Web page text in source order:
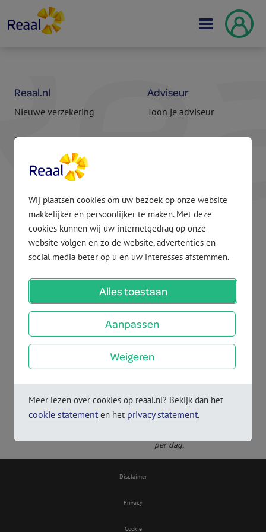
Wij plaatsen cookies om uw bezoek op onze website
makkelijker en persoonlijker te maken. Met deze
cookies kunnen wij uw internetgedrag op onze
website volgen en zo de website, advertenties en
social media beter op u en uw interesses afstemmen.
Alles toestaan
Aanpassen
Weigeren
Meer lezen over cookies op reaal.nl? Bekijk dan het
cookie statement en het privacy statement.
Reaal.nl
Nieuwe verzekering
Bestaande verzekering of
Beleggingsbeleid
MijnReaal
Inloggen
Account aanmaken
Adviseur
Toon je adviseur
Vind een adviseur
Overig
Vacatures
Klacht melden
Chat met medewerker
Bel met medewerker
telefonisch niet
bereikbaar. Je kunt ons
maandag weer bereiken
vanaf 09.00 uur. Onze
per dag.
Disclaimer
Privacy
Cookie